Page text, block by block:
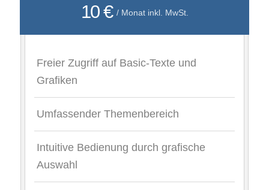
10 € / Monat inkl. MwSt.
Freier Zugriff auf Basic-Texte und
Grafiken
Umfassender Themenbereich
Intuitive Bedienung durch grafische
Auswahl